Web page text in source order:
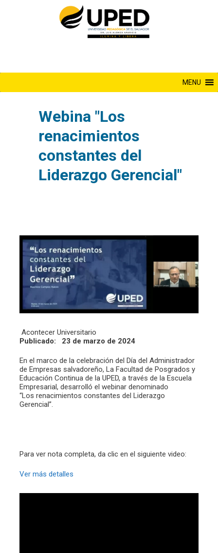
MENU
Webina "Los
renacimientos
constantes del
Liderazgo Gerencial"
Acontecer Universitario
Publicado: 23 de marzo de 2024
En el marco de la celebración del Día del Administrador
de Empresas salvadoreño, La Facultad de Posgrados y
Educación Continua de la UPED, a través de la Escuela
Empresarial, desarrolló el webinar denominado
“Los renacimientos constantes del Liderazgo
Gerencial”.
Para ver nota completa, da clic en el siguiente video:
Ver más detalles